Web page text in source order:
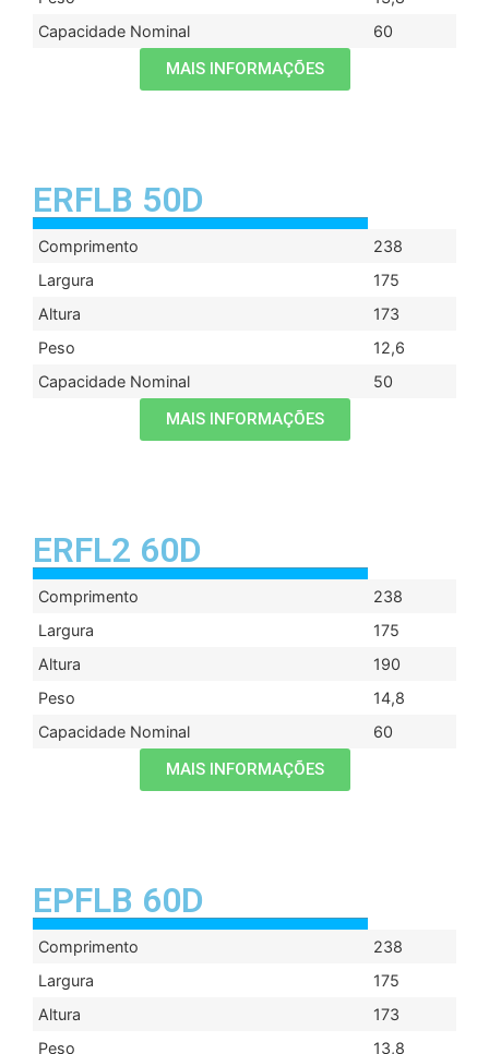
Capacidade Nominal
60
MAIS INFORMAÇÕES
ERFLB 50D
Comprimento
238
Largura
175
Altura
173
Peso
12,6
Capacidade Nominal
50
MAIS INFORMAÇÕES
ERFL2 60D
Comprimento
238
Largura
175
Altura
190
Peso
14,8
Capacidade Nominal
60
MAIS INFORMAÇÕES
EPFLB 60D
Comprimento
238
Largura
175
Altura
173
Peso
13,8